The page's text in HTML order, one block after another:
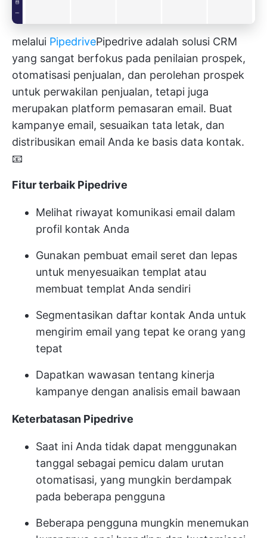
melalui PipedrivePipedrive adalah solusi CRM
yang sangat berfokus pada penilaian prospek,
otomatisasi penjualan, dan perolehan prospek
untuk perwakilan penjualan, tetapi juga
merupakan platform pemasaran email. Buat
kampanye email, sesuaikan tata letak, dan
distribusikan email Anda ke basis data kontak.
📧
Fitur terbaik Pipedrive
Melihat riwayat komunikasi email dalam
profil kontak Anda
Gunakan pembuat email seret dan lepas
untuk menyesuaikan templat atau
membuat templat Anda sendiri
Segmentasikan daftar kontak Anda untuk
mengirim email yang tepat ke orang yang
tepat
Dapatkan wawasan tentang kinerja
kampanye dengan analisis email bawaan
Keterbatasan Pipedrive
Saat ini Anda tidak dapat menggunakan
tanggal sebagai pemicu dalam urutan
otomatisasi, yang mungkin berdampak
pada beberapa pengguna
Beberapa pengguna mungkin menemukan